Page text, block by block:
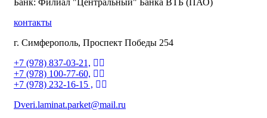
контакты
г. Симферополь, Проспект Победы 254
+7 (978) 837-03-21,
+7 (978) 100-77-60,
+7 (978) 232-16-15 ,
Dveri.laminat.parket@mail.ru